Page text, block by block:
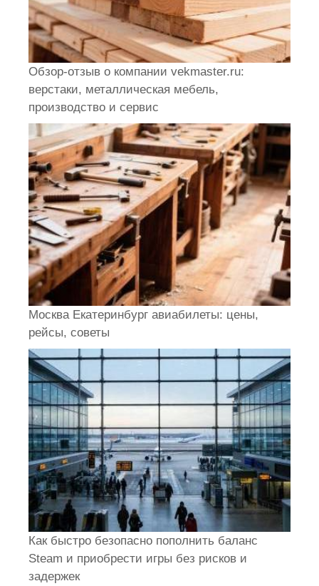
Обзор-отзыв о компании vekmaster.ru:
верстаки, металлическая мебель,
производство и сервис
Москва Екатеринбург авиабилеты: цены,
рейсы, советы
Как быстро безопасно пополнить баланс
Steam и приобрести игры без рисков и
задержек